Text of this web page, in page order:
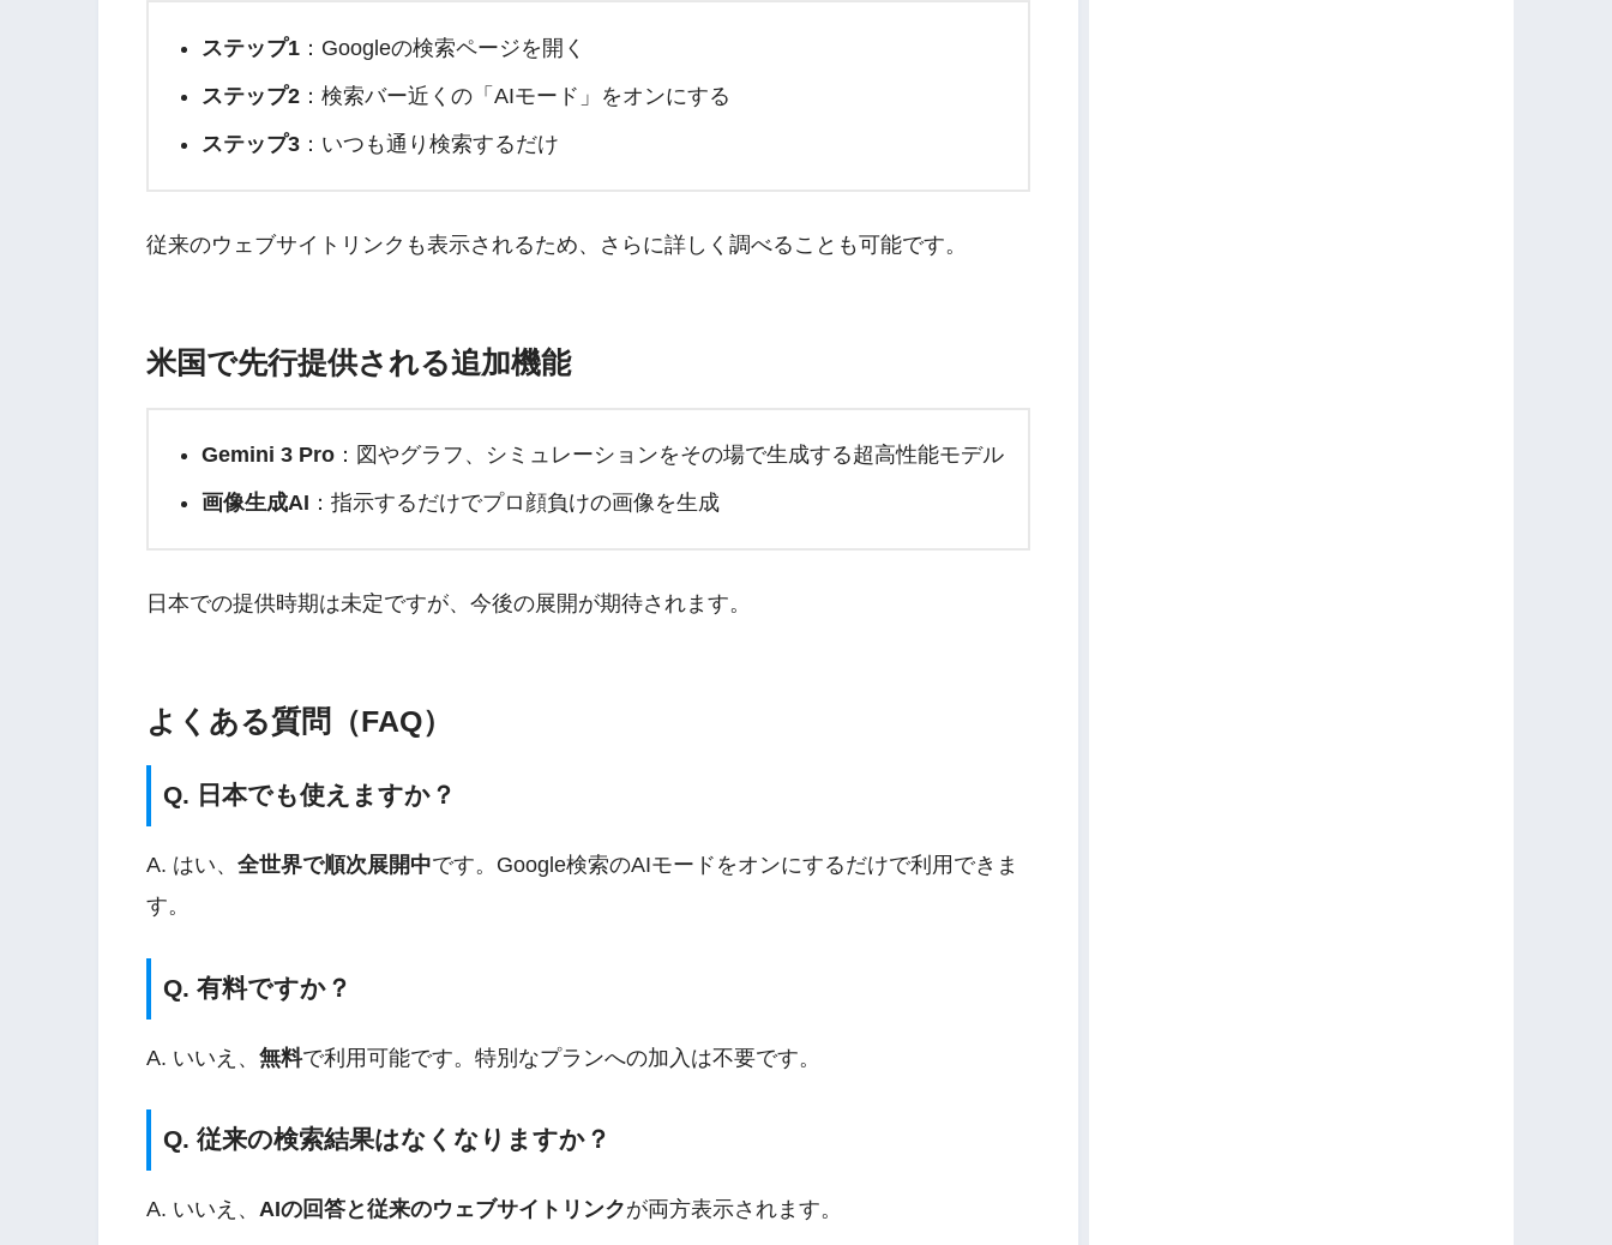
ステップ1 ：Googleの検索ページを開く
ステップ2 ：検索バー近くの「AIモード」をオンにする
ステップ3 ：いつも通り検索するだけ
従来のウェブサイトリンクも表示されるため、さらに詳しく調べることも可能です。
米国で先行提供される追加機能
Gemini 3 Pro ：図やグラフ、シミュレーションをその場で生成する超高性能モデル
画像生成AI ：指示するだけでプロ顔負けの画像を生成
日本での提供時期は未定ですが、今後の展開が期待されます。
よくある質問（FAQ）
Q. 日本でも使えますか？
A. はい、 全世界で順次展開中です。Google検索のAIモードをオンにするだけで利用できま
す。
Q. 有料ですか？
A. いいえ、 無料で利用可能です。特別なプランへの加入は不要です。
Q. 従来の検索結果はなくなりますか？
A. いいえ、 AIの回答と従来のウェブサイトリンクが両方表示されます。